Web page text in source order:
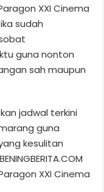
XXI Cinema
sudah
guna nonton
sah maupun
jadwal terkini
guna
kesulitan
XXI Cinema